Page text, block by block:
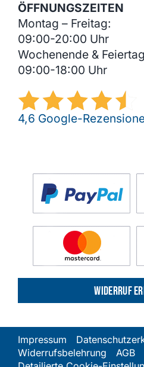
ÖFFNUNGSZEITEN
Montag – Freitag:
09:00-20:00 Uhr
Wochenende &
09:00-18:00 Uhr
4,6 Google-
Widerruf
Impressum
Widerrufsbelehrung
AGB